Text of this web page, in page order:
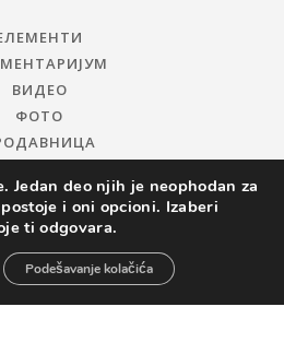
ВИДЕО
ФОТО
ЗА ПРОМОЦИЈУ НАУКЕ
Jedan deo njih je neophodan za
i oni opcioni. Izaberi
ti odgovara.
Podešavanje kolačića